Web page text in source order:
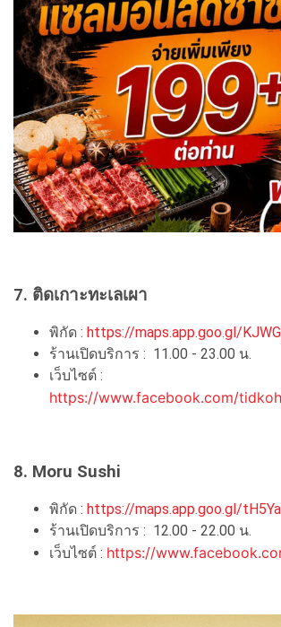
7. ติดเกาะทะเลเผา
พิกัด : https://maps.app.goo.gl/
ร้านเปิดบริการ : 11.00 - 23.00 น.
เว็บไซต์ :
https://www.facebook.com/
8. Moru Sushi
พิกัด : https://maps.app.goo.gl/
ร้านเปิดบริการ : 12.00 - 22.00 น.
เว็บไซต์ : https://